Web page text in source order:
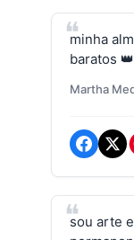
minha
baratos 👑
Martha
sou arte